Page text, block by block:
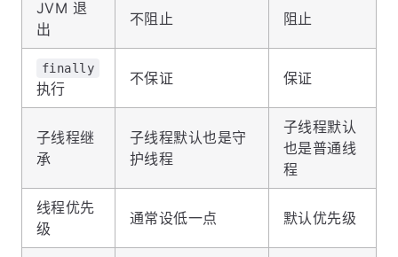
JVM 退
出
不阻止 阻止
finally
执行
不保证 保证
子线程继
承
子线程默认也是守
护线程
子线程默认
也是普通线
程
线程优先
级
通常设低一点 默认优先级